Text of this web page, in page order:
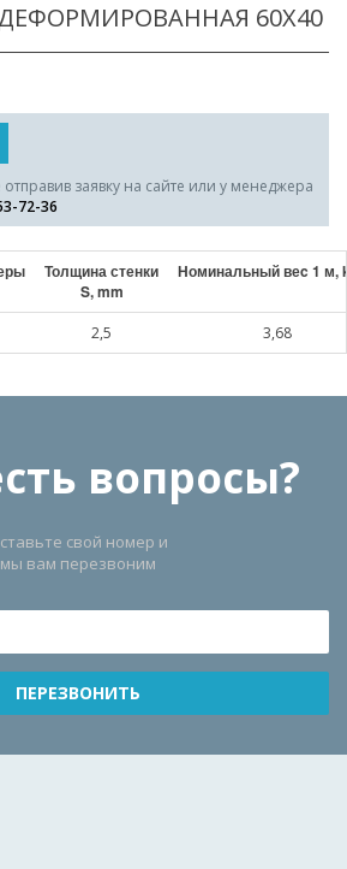
60X40
заявку на сайте или у менеджера
72-36
Толщина стенки
S, mm
Номинальный веc 1 м,
2,5 3,68
вопросы?
свой номер и
мы вам перезвоним